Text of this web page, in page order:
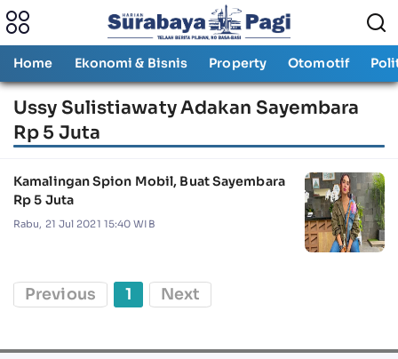
Home Ekonomi & Bisnis Property Otomotif
Ussy Sulistiawaty Adakan Sayembara
Rp 5 Juta
Kamalingan Spion Mobil, Buat Sayembara
Rp 5 Juta
Rabu, 21 Jul 2021 15:40 WIB
Previous 1 Next